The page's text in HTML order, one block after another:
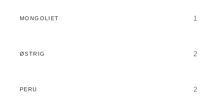
MONGOLIET 1
ØSTRIG 2
PERU 2